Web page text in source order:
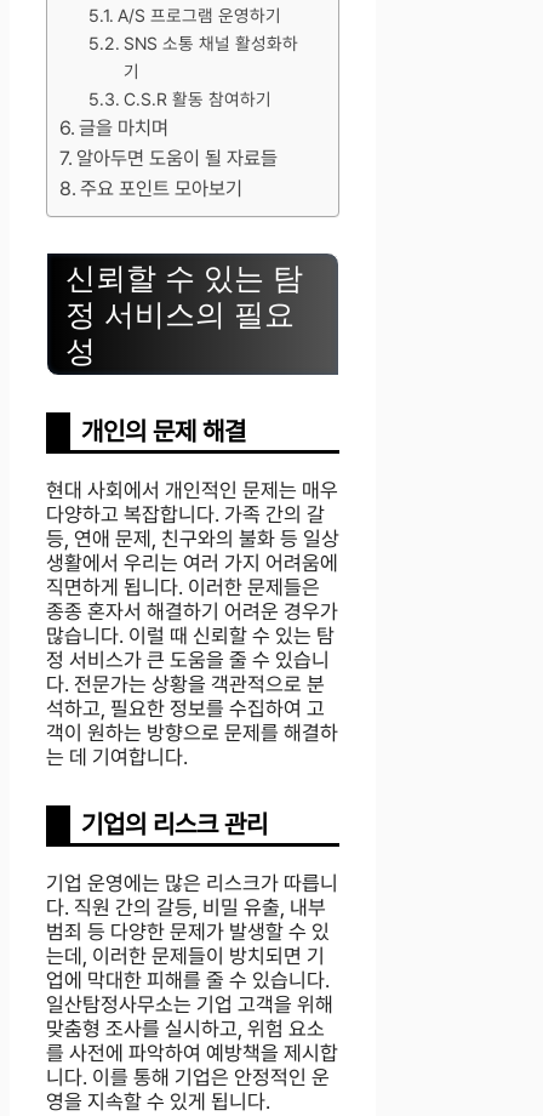
A/S 프로그램 운영하기
SNS 소통 채널 활성화하
기
C.S.R 활동 참여하기
글을 마치며
알아두면 도움이 될 자료들
주요 포인트 모아보기
신뢰할 수 있는 탐
정 서비스의 필요
성
개인의 문제 해결
현대 사회에서 개인적인 문제는 매우
다양하고 복잡합니다. 가족 간의 갈
등, 연애 문제, 친구와의 불화 등 일상
생활에서 우리는 여러 가지 어려움에
직면하게 됩니다. 이러한 문제들은
종종 혼자서 해결하기 어려운 경우가
많습니다. 이럴 때 신뢰할 수 있는 탐
정 서비스가 큰 도움을 줄 수 있습니
다. 전문가는 상황을 객관적으로 분
석하고, 필요한 정보를 수집하여 고
객이 원하는 방향으로 문제를 해결하
는 데 기여합니다.
기업의 리스크 관리
기업 운영에는 많은 리스크가 따릅니
다. 직원 간의 갈등, 비밀 유출, 내부
범죄 등 다양한 문제가 발생할 수 있
는데, 이러한 문제들이 방치되면 기
업에 막대한 피해를 줄 수 있습니다.
일산탐정사무소는 기업 고객을 위해
맞춤형 조사를 실시하고, 위험 요소
를 사전에 파악하여 예방책을 제시합
니다. 이를 통해 기업은 안정적인 운
영을 지속할 수 있게 됩니다.